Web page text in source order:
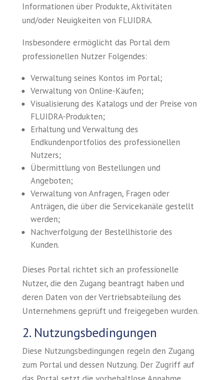
Informationen über Produkte, Aktivitäten
und/oder Neuigkeiten von FLUIDRA.
Insbesondere ermöglicht das Portal dem
professionellen Nutzer Folgendes:
Verwaltung seines Kontos im Portal;
Verwaltung von Online-Käufen;
Visualisierung des Katalogs und der Preise von
FLUIDRA-Produkten;
Erhaltung und Verwaltung des
Endkundenportfolios des professionellen
Nutzers;
Übermittlung von Bestellungen und
Angeboten;
Verwaltung von Anfragen, Fragen oder
Anträgen, die über die Servicekanäle gestellt
werden;
Nachverfolgung der Bestellhistorie des
Kunden.
Dieses Portal richtet sich an professionelle
Nutzer, die den Zugang beantragt haben und
deren Daten von der Vertriebsabteilung des
Unternehmens geprüft und freigegeben wurden.
2. Nutzungsbedingungen
Diese Nutzungsbedingungen regeln den Zugang
zum Portal und dessen Nutzung. Der Zugriff auf